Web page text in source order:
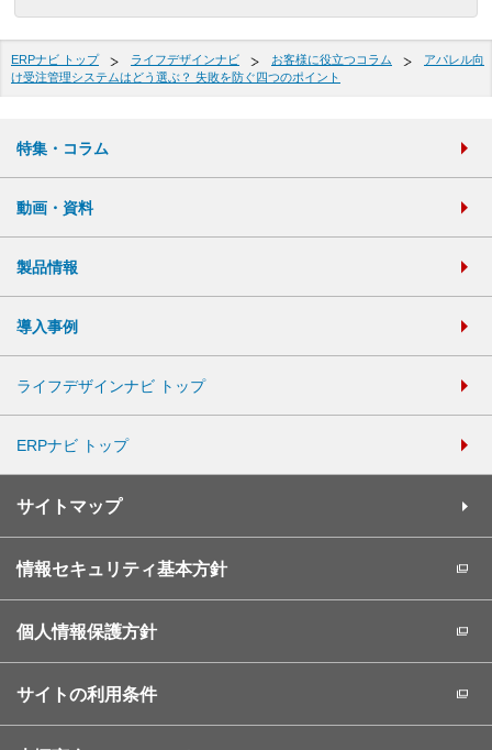
ERPナビ トップ ライフデザインナビ お客様に役立つコラム
アパレル向
け受注管理システムはどう選ぶ？ 失敗を防ぐ四つのポイント
特集・コラム
動画・資料
製品情報
導入事例
ライフデザインナビ トップ
ERPナビ トップ
サイトマップ
情報セキュリティ基本方針
個人情報保護方針
サイトの利用条件